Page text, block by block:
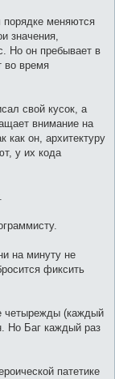
порядке меняются
значения,
Но он пребывает в
во время
свой кусок, а
внимание на
как он, архитектуру
у их кода
на минуту не
фиксить
четырежды (каждый
Но Баг каждый раз
патетике